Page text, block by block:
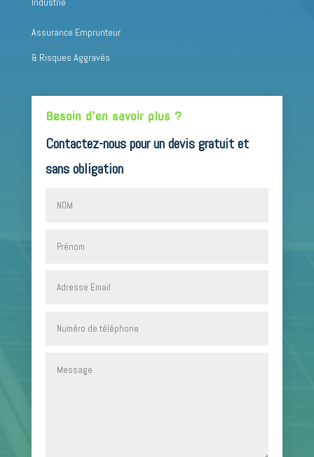
Assurance Emprunteur
& Risques Aggravés
Besoin d’en savoir plus ?
Contactez-nous pour un devis gratuit et
sans obligation